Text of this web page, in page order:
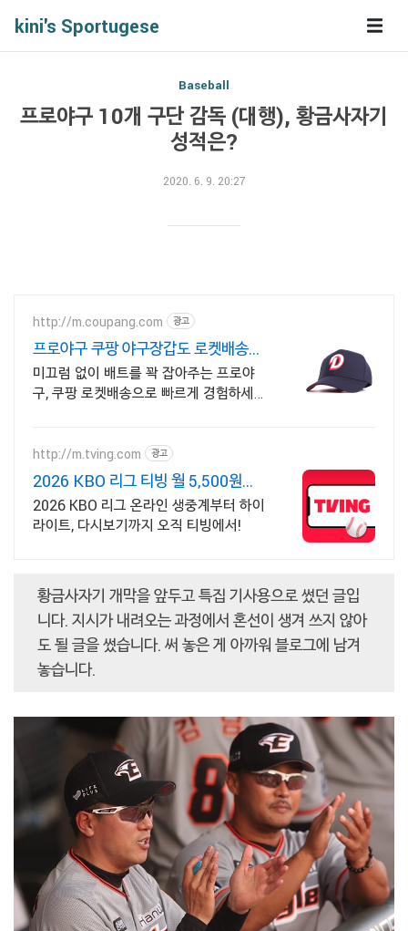
kini's Sportugese
Baseball
프로야구 10개 구단 감독 (대행), 황금사자기
성적은?
2020. 6. 9. 20:27
http://m.coupang.com 광고
프로야구 쿠팡 야구장갑도 로켓배송으
로
미끄럼 없이 배트를 꽉 잡아주는 프로야
구, 쿠팡 로켓배송으로 빠르게 경험하세
http://m.tving.com 광고
2026 KBO 리그 티빙 월 5,500원부
터
2026 KBO 리그 온라인 생중계부터 하이
라이트, 다시보기까지 오직 티빙에서!
황금사자기 개막을 앞두고 특집 기사용으로 썼던 글입
니다. 지시가 내려오는 과정에서 혼선이 생겨 쓰지 않아
도 될 글을 썼습니다. 써 놓은 게 아까워 블로그에 남겨
놓습니다.